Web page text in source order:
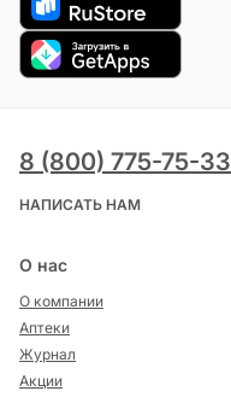
8 (800) 775-75-33
НАПИСАТЬ НАМ
О нас
О компании
Аптеки
Журнал
Акции